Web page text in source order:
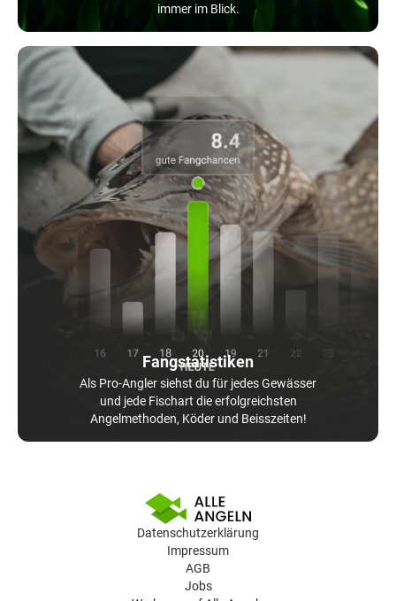
immer im Blick.
Fangstatistiken
Als Pro-Angler siehst du für jedes Gewässer
und jede Fischart die erfolgreichsten
Angelmethoden, Köder und Beisszeiten!
Datenschutzerklärung
Impressum
AGB
Jobs